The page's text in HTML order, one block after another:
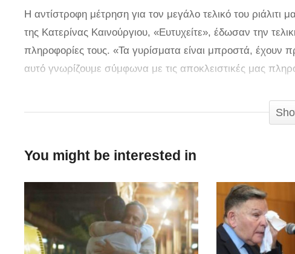
Η αντίστροφη μέτρηση για τον μεγάλο τελικό του ριάλιτι
της Κατερίνας Καινούργιου, «Ευτυχείτε», έδωσαν την
πληροφορίες τους. «Τα γυρίσματα είναι μπροστά, έχουν
αυτό γνωρίζουμε σύμφωνα με τις αποκλειστικές μας
Σε αυτούς τους πέντε, υπάρχει μία γυναίκα και αυτή
είναι ο Μανώλης αλλά και ο Πάνος… Και ερχόμαστε
Βαλεντίνη Αγάθη.Δείτε το σχετικό απόσπασμα από την
You might be interested in